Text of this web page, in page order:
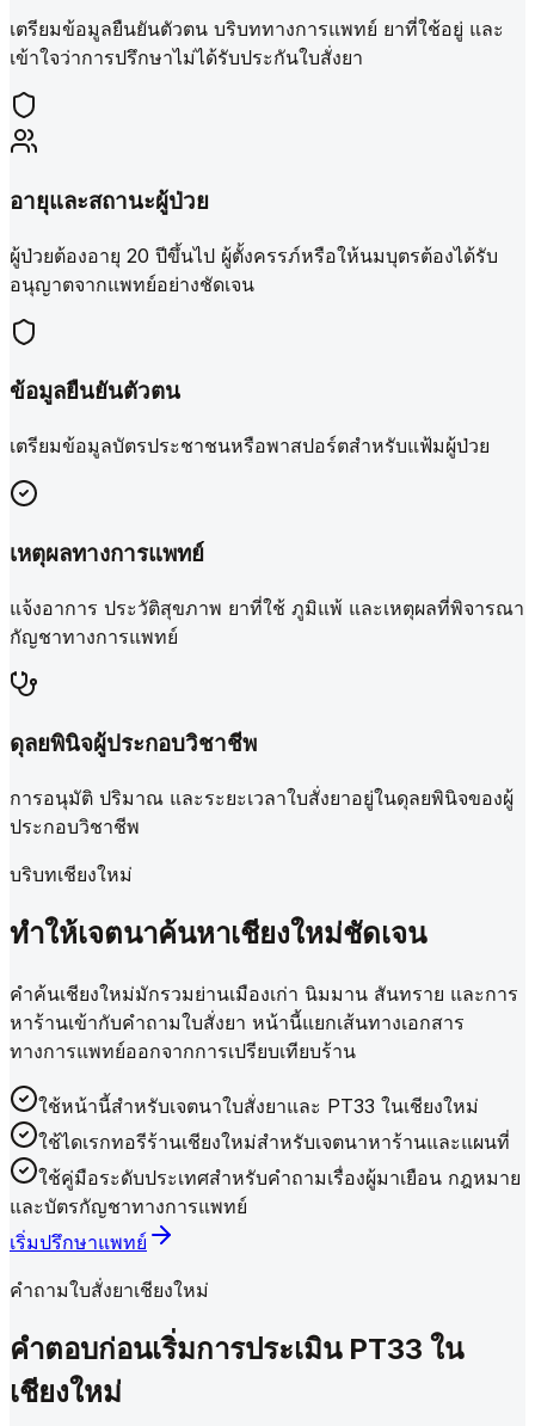
เตรียมข้อมูลยืนยันตัวตน บริบททางการแพทย์ ยาที่ใช้อยู่ และ
เข้าใจว่าการปรึกษาไม่ได้รับประกันใบสั่งยา
อายุและสถานะผู้ป่วย
ผู้ป่วยต้องอายุ 20 ปีขึ้นไป ผู้ตั้งครรภ์หรือให้นมบุตรต้องได้รับ
อนุญาตจากแพทย์อย่างชัดเจน
ข้อมูลยืนยันตัวตน
เตรียมข้อมูลบัตรประชาชนหรือพาสปอร์ตสำหรับแฟ้มผู้ป่วย
เหตุผลทางการแพทย์
แจ้งอาการ ประวัติสุขภาพ ยาที่ใช้ ภูมิแพ้ และเหตุผลที่พิจารณา
กัญชาทางการแพทย์
ดุลยพินิจผู้ประกอบวิชาชีพ
การอนุมัติ ปริมาณ และระยะเวลาใบสั่งยาอยู่ในดุลยพินิจของผู้
ประกอบวิชาชีพ
บริบทเชียงใหม่
ทำให้เจตนาค้นหาเชียงใหม่ชัดเจน
คำค้นเชียงใหม่มักรวมย่านเมืองเก่า นิมมาน สันทราย และการ
หาร้านเข้ากับคำถามใบสั่งยา หน้านี้แยกเส้นทางเอกสาร
ทางการแพทย์ออกจากการเปรียบเทียบร้าน
ใช้หน้านี้สำหรับเจตนาใบสั่งยาและ PT33 ในเชียงใหม่
ใช้ไดเรกทอรีร้านเชียงใหม่สำหรับเจตนาหาร้านและแผนที่
ใช้คู่มือระดับประเทศสำหรับคำถามเรื่องผู้มาเยือน กฎหมาย
และบัตรกัญชาทางการแพทย์
เริ่มปรึกษาแพทย์
คำถามใบสั่งยาเชียงใหม่
คำตอบก่อนเริ่มการประเมิน PT33 ใน
เชียงใหม่